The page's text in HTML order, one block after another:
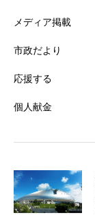
メディア掲載
市政だより
応援する
個人献金